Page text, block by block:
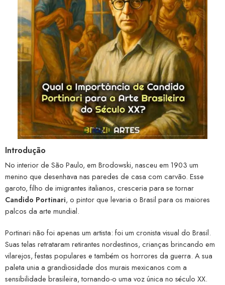
Introdução
No interior de São Paulo, em Brodowski, nasceu em 1903 um
menino que desenhava nas paredes de casa com carvão. Esse
garoto, filho de imigrantes italianos, cresceria para se tornar
Candido Portinari, o pintor que levaria o Brasil para os maiores
palcos da arte mundial.
Portinari não foi apenas um artista: foi um cronista visual do Brasil.
Suas telas retrataram retirantes nordestinos, crianças brincando em
vilarejos, festas populares e também os horrores da guerra. A sua
paleta unia a grandiosidade dos murais mexicanos com a
sensibilidade brasileira, tornando-o uma voz única no século XX.